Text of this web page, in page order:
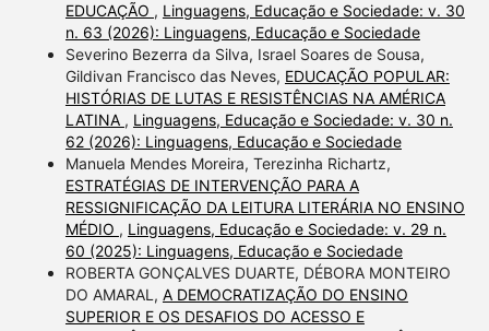
EDUCAÇÃO , Linguagens, Educação e Sociedade: v. 30
n. 63 (2026): Linguagens, Educação e Sociedade
Severino Bezerra da Silva, Israel Soares de Sousa,
Gildivan Francisco das Neves, EDUCAÇÃO POPULAR:
HISTÓRIAS DE LUTAS E RESISTÊNCIAS NA AMÉRICA
LATINA , Linguagens, Educação e Sociedade: v. 30 n.
62 (2026): Linguagens, Educação e Sociedade
Manuela Mendes Moreira, Terezinha Richartz,
ESTRATÉGIAS DE INTERVENÇÃO PARA A
RESSIGNIFICAÇÃO DA LEITURA LITERÁRIA NO ENSINO
MÉDIO , Linguagens, Educação e Sociedade: v. 29 n.
60 (2025): Linguagens, Educação e Sociedade
ROBERTA GONÇALVES DUARTE, DÉBORA MONTEIRO
DO AMARAL, A DEMOCRATIZAÇÃO DO ENSINO
SUPERIOR E OS DESAFIOS DO ACESSO E